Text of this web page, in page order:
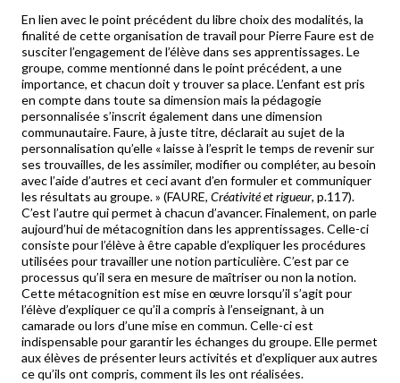
En lien avec le point précédent du libre choix des modalités, la
finalité de cette organisation de travail pour Pierre Faure est de
susciter l’engagement de l’élève dans ses apprentissages. Le
groupe, comme mentionné dans le point précédent, a une
importance, et chacun doit y trouver sa place. L’enfant est pris
en compte dans toute sa dimension mais la pédagogie
personnalisée s’inscrit également dans une dimension
communautaire. Faure, à juste titre, déclarait au sujet de la
personnalisation qu’elle « laisse à l’esprit le temps de revenir sur
ses trouvailles, de les assimiler, modifier ou compléter, au besoin
avec l’aide d’autres et ceci avant d’en formuler et communiquer
les résultats au groupe. » (FAURE, Créativité et rigueur, p.117).
C’est l’autre qui permet à chacun d’avancer. Finalement, on parle
aujourd’hui de métacognition dans les apprentissages. Celle-ci
consiste pour l’élève à être capable d’expliquer les procédures
utilisées pour travailler une notion particulière. C’est par ce
processus qu’il sera en mesure de maîtriser ou non la notion.
Cette métacognition est mise en œuvre lorsqu’il s’agit pour
l’élève d’expliquer ce qu’il a compris à l’enseignant, à un
camarade ou lors d’une mise en commun. Celle-ci est
indispensable pour garantir les échanges du groupe. Elle permet
aux élèves de présenter leurs activités et d’expliquer aux autres
ce qu’ils ont compris, comment ils les ont réalisées.